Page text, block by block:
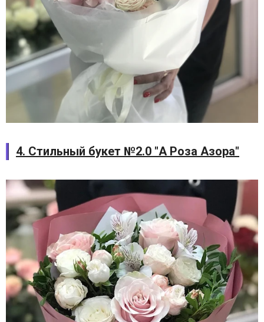
4. Стильный букет №2.0 "А Роза Азора"